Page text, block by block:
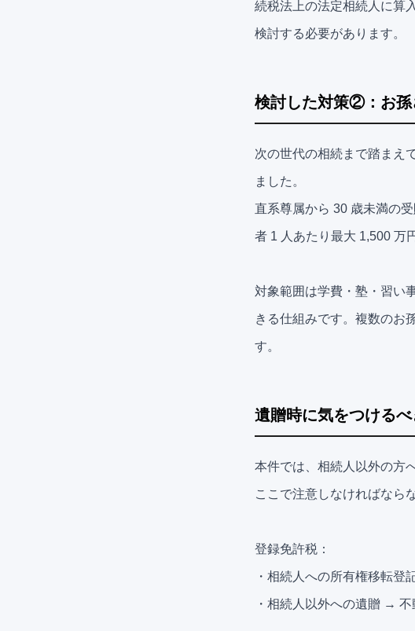
続税法上の法定相続人に算
検討する必要があります。
検討した対策②：お孫
次の世代の相続まで踏まえ
ました。
直系尊属から 30 歳未満の
者 1 人あたり最大 1,500 万
対象範囲は学費・塾・習い
きる仕組みです。複数のお
す。
遺贈時に気をつける
本件では、相続人以外の方
ここで注意しなければなら
登録免許税：
・相続人への所有権移転
・相続人以外への遺贈 → 不